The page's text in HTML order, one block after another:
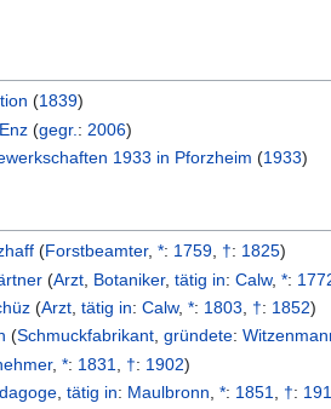
(1839)
(gegr. : 2006)
1933 in Pforzheim (1933)
(Forstbeamter,*: 1759 †: 1825)
(Arzt Botaniker,tätig in:Calw,*:
(Arzt ,tätig in:Calw,*: 1803 †: 1852)
(Schmuckfabrikant,gründete:
,*: 1831 †: 1902)
,tätig in: Maulbronn ,*: 1851 †: